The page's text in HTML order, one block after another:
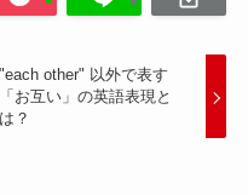
"each other" 以外で表す
「お互い」の英語表現と
は？